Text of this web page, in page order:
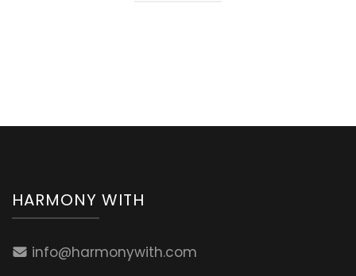
HARMONY WITH
info@harmonywith.com